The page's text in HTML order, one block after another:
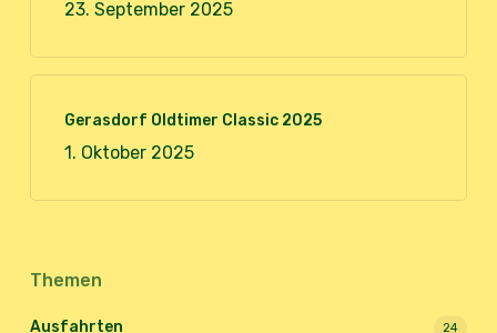
23. September 2025
Gerasdorf Oldtimer Classic 2025
1. Oktober 2025
Themen
Ausfahrten 24